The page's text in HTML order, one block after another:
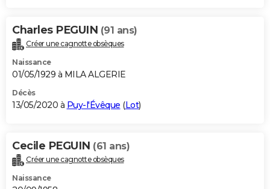
Charles PEGUIN (91 ans)
Créer une cagnotte obsèques
Naissance
01/05/1929 à MILA ALGERIE
Décès
13/05/2020 à Puy-l'Évêque (Lot)
Cecile PEGUIN (61 ans)
Créer une cagnotte obsèques
Naissance